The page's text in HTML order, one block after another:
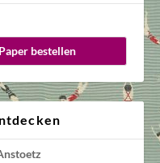
bestellen